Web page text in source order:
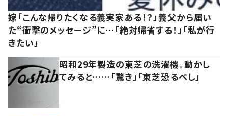
嫁「こんな帰りたくなる義実家ある！？」義父から届い
た“衝撃のメッセージ”に…「絶対帰省する！」「私が行
きたい」
昭和29年製造の東芝の洗濯機。動かし
てみると……「驚き」「東芝恐るべし」